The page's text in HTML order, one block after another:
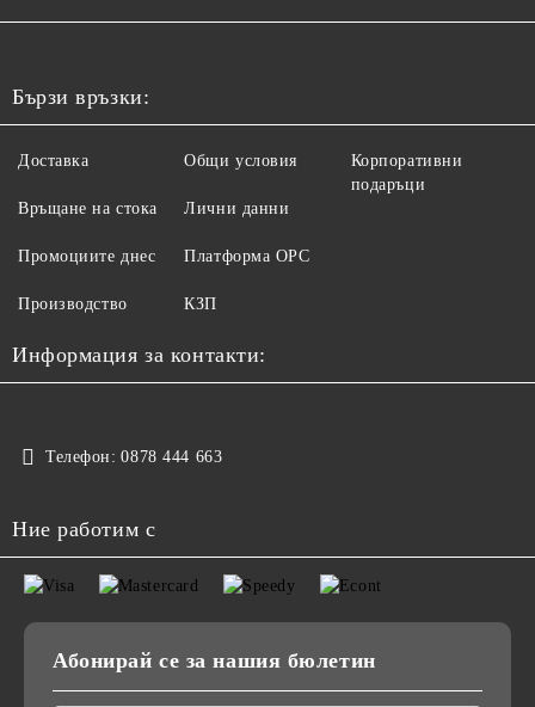
Бързи връзки:
Доставка
Връщане на стока
Промоциите днес
Производство
Общи условия
Лични данни
Платформа ОРС
КЗП
Корпоративни
подаръци
Информация за контакти:
Телефон: 0878 444 663
Ние работим с
Абонирай се за нашия бюлетин